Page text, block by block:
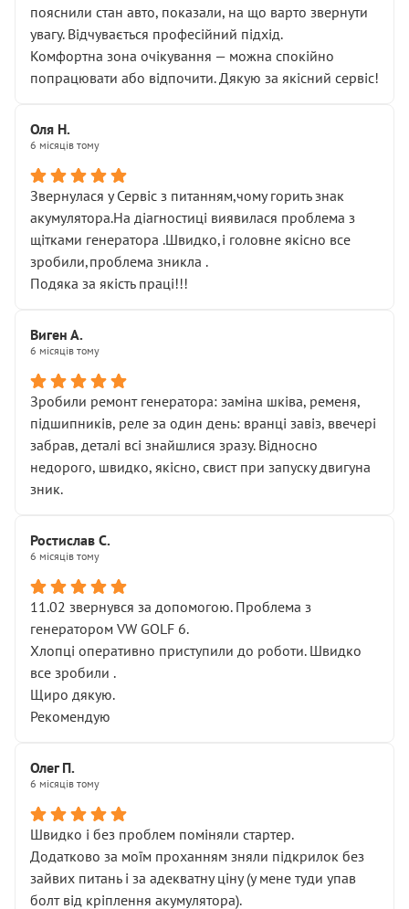
пояснили стан авто, показали, на що варто звернути
увагу. Відчувається професійний підхід.
Комфортна зона очікування — можна спокійно
попрацювати або відпочити. Дякую за якісний сервіс!
Оля Н.
6 місяців тому
Звернулася у Сервіс з питанням,чому горить знак
акумулятора.На діагностиці виявилася проблема з
щітками генератора .Швидко,і головне якісно все
зробили,проблема зникла .
Подяка за якість праці!!!
Виген А.
6 місяців тому
Зробили ремонт генератора: заміна шківа, ременя,
підшипників, реле за один день: вранці завіз, ввечері
забрав, деталі всі знайшлися зразу. Відносно
недорого, швидко, якісно, свист при запуску двигуна
зник.
Ростислав С.
6 місяців тому
11.02 звернувся за допомогою. Проблема з
генератором VW GOLF 6.
Хлопці оперативно приступили до роботи. Швидко
все зробили .
Щиро дякую.
Рекомендую
Олег П.
6 місяців тому
Швидко і без проблем поміняли стартер.
Додатково за моїм проханням зняли підкрилок без
зайвих питань і за адекватну ціну (у мене туди упав
болт від кріплення акумулятора).